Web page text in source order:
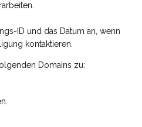
ID und das Datum an, wenn
kontaktieren.
Domains zu: